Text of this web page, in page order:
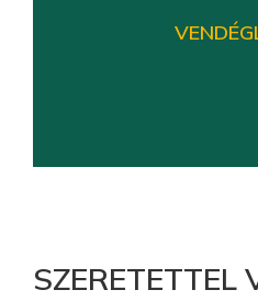
Falusi vendéglátás –
Falusi vendégasztal,
SZERETETTEL